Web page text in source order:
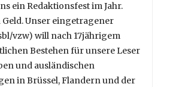
ein Redaktionsfest im Jahr.
Unser eingetragener
vzw) will nach 17jährigem
Bestehen für unsere Leser
und ausländischen
in Brüssel, Flandern und der